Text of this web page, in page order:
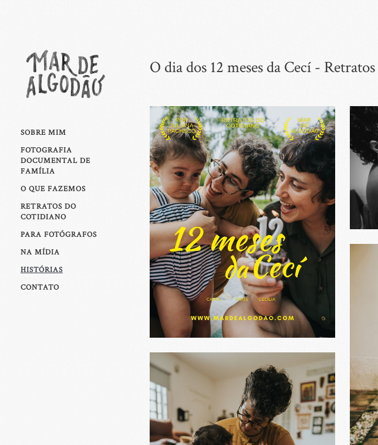
SOBRE MIM
FOTOGRAFIA
DOCUMENTAL DE
FAMÍLIA
O QUE FAZEMOS
RETRATOS DO
COTIDIANO
PARA FOTÓGRAFOS
NA MÍDIA
HISTÓRIAS
CONTATO
O dia dos 12 meses da Cecí -